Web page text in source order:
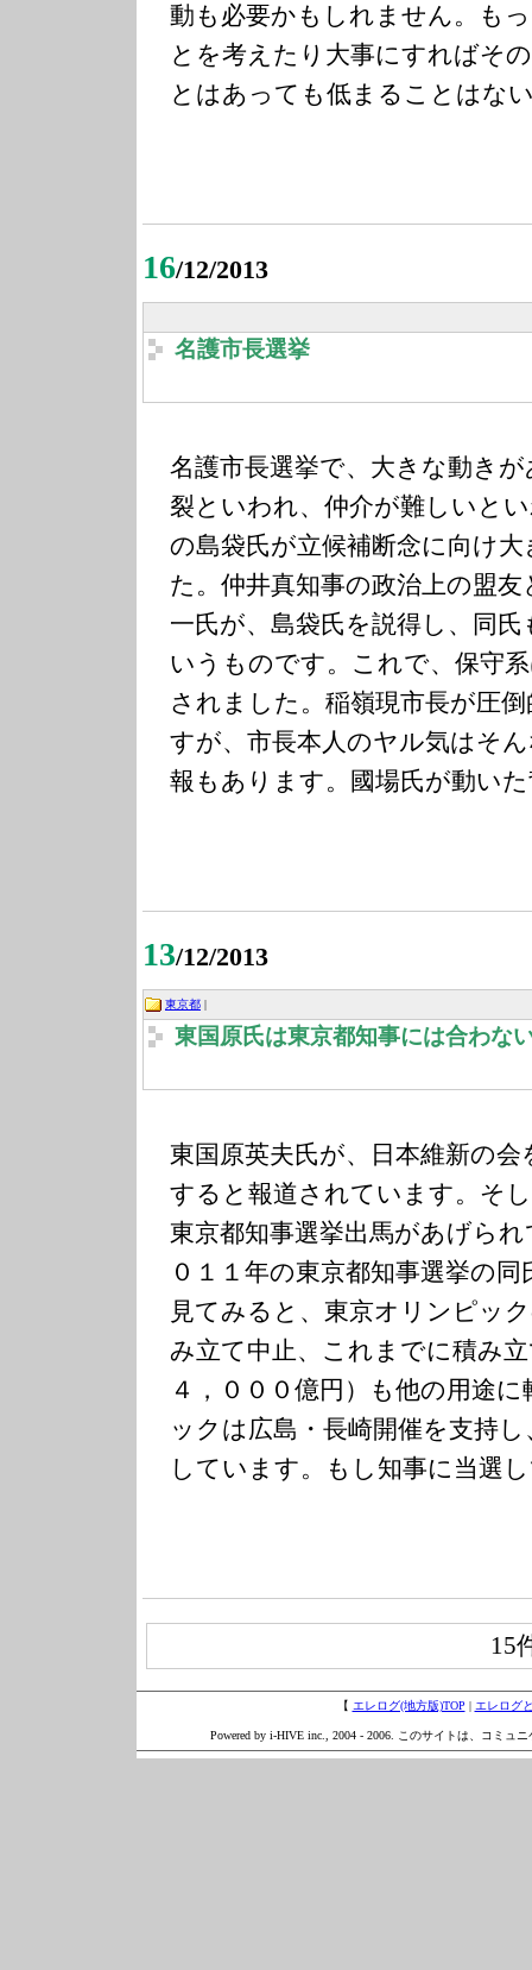
動も必要かもしれません。も
とを考えたり大事にすればそ
とはあっても低まることはな
16/12/2013
名護市長選挙
名護市長選挙で、大きな動き
裂といわれ、仲介が難しいと
の島袋氏が立候補断念に向け
た。仲井真知事の政治上の盟
一氏が、島袋氏を説得し、同
いうものです。これで、保守
されました。稲嶺現市長が圧
すが、市長本人のヤル気はそ
報もあります。國場氏が動い
13/12/2013
東京都 |
東国原氏は東京都知事には合わな
東国原英夫氏が、日本維新の
すると報道されています。そ
東京都知事選挙出馬があげら
０１１年の東京都知事選挙の
見てみると、東京オリンピッ
み立て中止、これまでに積み
４，０００億円）も他の用途
ックは広島・長崎開催を支持
しています。もし知事に当選
15
【 エレログ(地方版)TOP | エレログ
Powered by i-HIVE inc., 2004 - 2006. このサイトは、コミュ